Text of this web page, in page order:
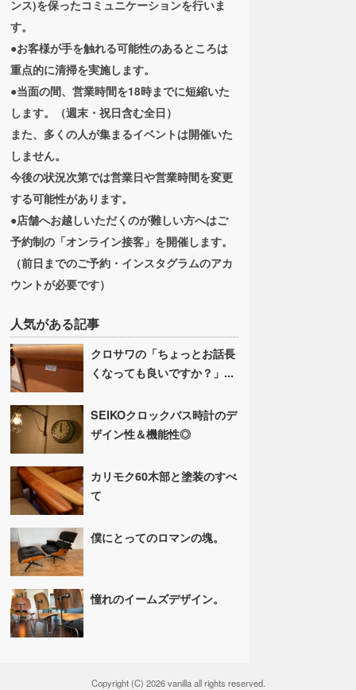
ンス)を保ったコミュニケーションを行いま
す。
●お客様が手を触れる可能性のあるところは
重点的に清掃を実施します。
●当面の間、営業時間を18時までに短縮いた
します。（週末・祝日含む全日）
また、多くの人が集まるイベントは開催いた
しません。
今後の状況次第では営業日や営業時間を変更
する可能性があります。
●店舗へお越しいただくのが難しい方へはご
予約制の「オンライン接客」を開催します。
（前日までのご予約・インスタグラムのアカ
ウントが必要です）
人気がある記事
クロサワの「ちょっとお話長
くなっても良いですか？」...
SEIKOクロックバス時計のデ
ザイン性＆機能性◎
カリモク60木部と塗装のすべ
て
僕にとってのロマンの塊。
憧れのイームズデザイン。
Copyright (C) 2026 vanilla all rights reserved.